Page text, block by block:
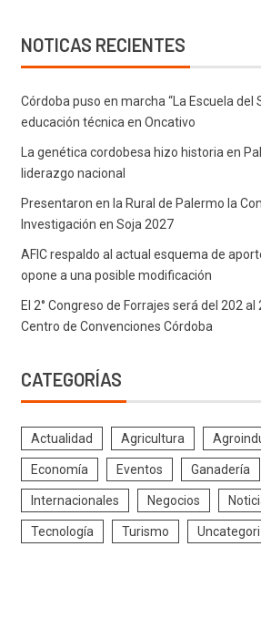
NOTICAS RECIENTES
Córdoba puso en marcha “La Escuela del
educación técnica en Oncativo
La genética cordobesa hizo historia en
liderazgo nacional
Presentaron en la Rural de Palermo la
Investigación en Soja 2027
AFIC respaldo al actual esquema de
opone a una posible modificación
El 2° Congreso de Forrajes será del 202
Centro de Convenciones Córdoba
CATEGORÍAS
Actualidad Agricultura
Economía Eventos Ganadería
Internacionales Negocios
Tecnología Turismo